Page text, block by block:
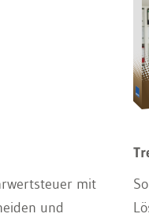
mit
und